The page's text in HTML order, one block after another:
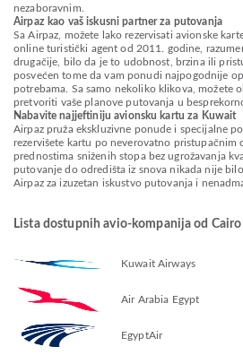
nezaboravnim.
Airpaz kao vaš iskusni partner za putovanja
Sa Airpaz, možete lako rezervisati avionske
online turistički agent od 2011. godine,
drugačije, bilo da je to udobnost, brzina ili
posvećen tome da vam ponudi najpogodnije
potrebama. Sa samo nekoliko klikova, možete
pretvoriti vaše planove putovanja u
Nabavite najjeftiniju avionsku kartu za Kuwait
Airpaz pruža ekskluzivne ponude i specijalne
rezervišete kartu po neverovatno pristupačnim
prednostima sniženih stopa bez ugrožavanja
putovanje do odredišta iz snova nikada nije
Airpaz za izuzetan iskustvo putovanja i
Lista dostupnih avio-kompanija od
Kuwait Airways
Air Arabia Egypt
EgyptAir